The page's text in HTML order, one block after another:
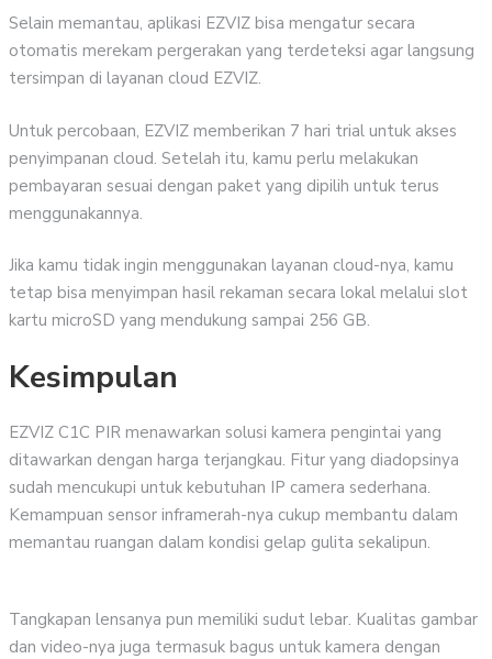
Selain memantau, aplikasi EZVIZ bisa mengatur secara
otomatis merekam pergerakan yang terdeteksi agar langsung
tersimpan di layanan cloud EZVIZ.
Untuk percobaan, EZVIZ memberikan 7 hari trial untuk akses
penyimpanan cloud. Setelah itu, kamu perlu melakukan
pembayaran sesuai dengan paket yang dipilih untuk terus
menggunakannya.
Jika kamu tidak ingin menggunakan layanan cloud-nya, kamu
tetap bisa menyimpan hasil rekaman secara lokal melalui slot
kartu microSD yang mendukung sampai 256 GB.
Kesimpulan
EZVIZ C1C PIR menawarkan solusi kamera pengintai yang
ditawarkan dengan harga terjangkau. Fitur yang diadopsinya
sudah mencukupi untuk kebutuhan IP camera sederhana.
Kemampuan sensor inframerah-nya cukup membantu dalam
memantau ruangan dalam kondisi gelap gulita sekalipun.
Tangkapan lensanya pun memiliki sudut lebar. Kualitas gambar
dan video-nya juga termasuk bagus untuk kamera dengan